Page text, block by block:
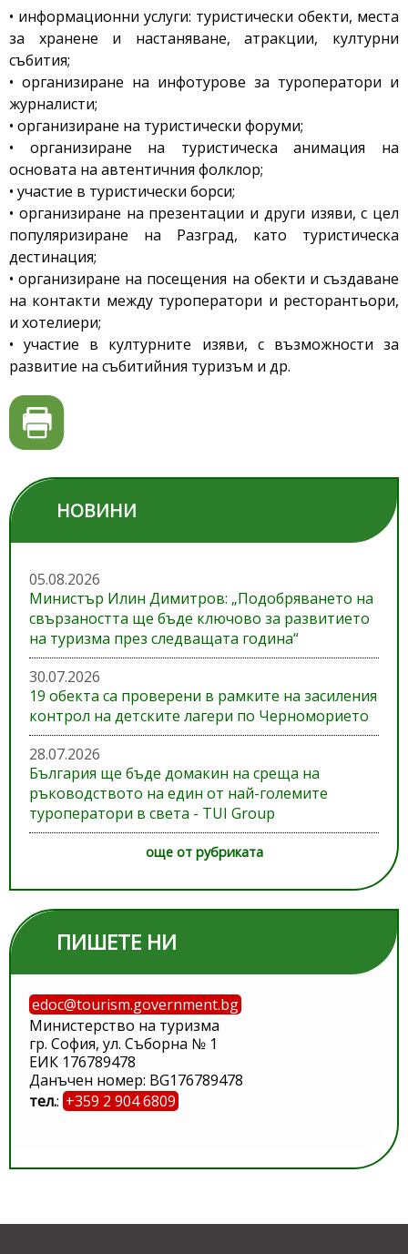
• информационни услуги: туристически обекти, места
за хранене и настаняване, атракции, културни
събития;
• организиране на инфотурове за туроператори и
журналисти;
• организиране на туристически форуми;
• организиране на туристическа анимация на
основата на автентичния фолклор;
• участие в туристически борси;
• организиране на презентации и други изяви, с цел
популяризиране на Разград, като туристическа
дестинация;
• организиране на посещения на обекти и създаване
на контакти между туроператори и ресторантьори,
и хотелиери;
• участие в културните изяви, с възможности за
развитие на събитийния туризъм и др.
НОВИНИ
05.08.2026
Министър Илин Димитров: „Подобряването на
свързаността ще бъде ключово за развитието
на туризма през следващата година“
30.07.2026
19 обекта са проверени в рамките на засиления
контрол на детските лагери по Черноморието
28.07.2026
България ще бъде домакин на среща на
ръководството на един от най-големите
туроператори в света - TUI Group
още от рубриката
ПИШЕТЕ НИ
edoc@tourism.government.bg
Министерство на туризма
гр. София, ул. Съборна № 1
ЕИК 176789478
Данъчен номер: BG176789478
тел.: +359 2 904 6809